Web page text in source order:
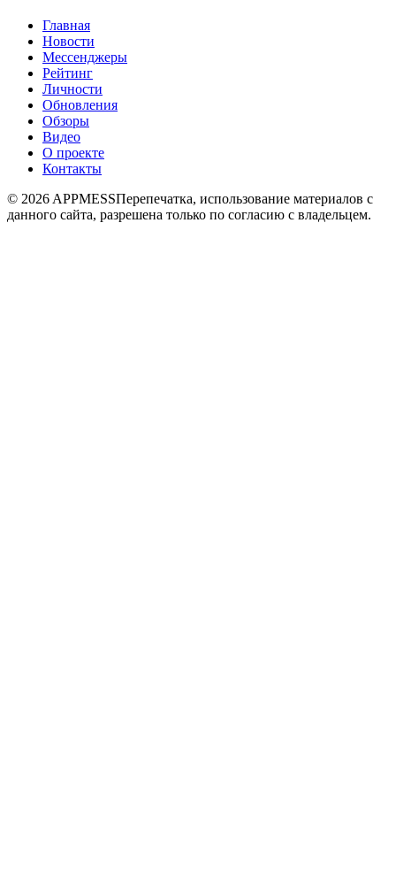
Главная
Новости
Мессенджеры
Рейтинг
Личности
Обновления
Обзоры
Видео
О проекте
Контакты
© 2026 APPMESSПерепечатка, использование материалов с
данного сайта, разрешена только по согласию с владельцем.